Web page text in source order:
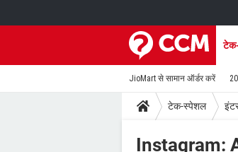
JioMart से सामान ऑर्डर करें
टेक-स्पेशल
Instagram: